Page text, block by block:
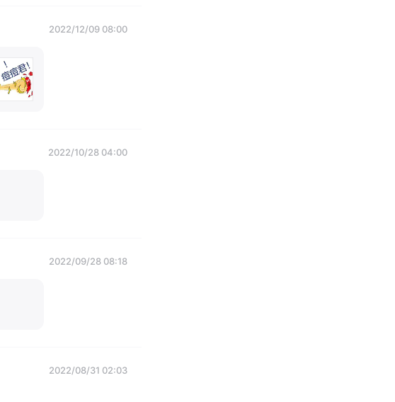
2022/12/09 08:00
2022/10/28 04:00
2022/09/28 08:18
2022/08/31 02:03